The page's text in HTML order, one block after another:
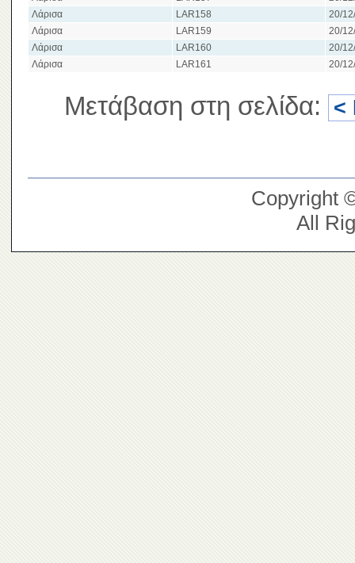
Λάρισα
LAR158
20/
Λάρισα
LAR159
20/
Λάρισα
LAR160
20/
Λάρισα
LAR161 20/
Μετάβαση στη σελίδα: <
Copyright
All